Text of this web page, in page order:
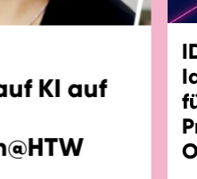
KI auf